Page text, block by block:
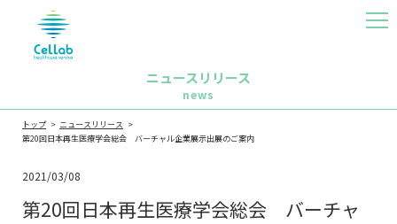
MEN
ニュースリリース
news
トップ
ニュースリリース
第20回日本再生医療学会総会 バーチャル企業展示出展のご案内
2021/03/08
第20回日本再生医療学会総会 バーチャ